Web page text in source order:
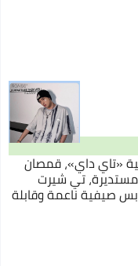
«تاي داي»، قمصان
مستديرة، تي شيرت
صيفية ناعمة وقابلة
أو لأي نشاط في